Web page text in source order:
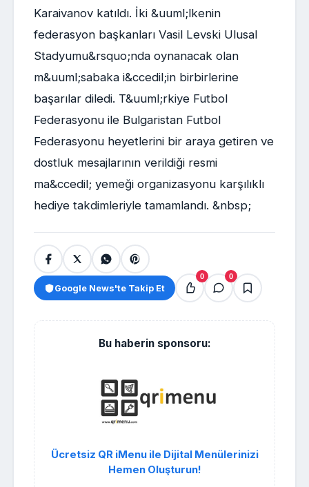
Karaivanov katıldı. İki &uuml;lkenin
federasyon başkanları Vasil Levski Ulusal
Stadyumu&rsquo;nda oynanacak olan
m&uuml;sabaka i&ccedil;in birbirlerine
başarılar diledi. T&uuml;rkiye Futbol
Federasyonu ile Bulgaristan Futbol
Federasyonu heyetlerini bir araya getiren ve
dostluk mesajlarının verildiği resmi
ma&ccedil; yemeği organizasyonu karşılıklı
hediye takdimleriyle tamamlandı. &nbsp;
Google News'te Takip Et
0 0
Bu haberin sponsoru:
Ücretsiz QR iMenu ile Dijital Menülerinizi
Hemen Oluşturun!